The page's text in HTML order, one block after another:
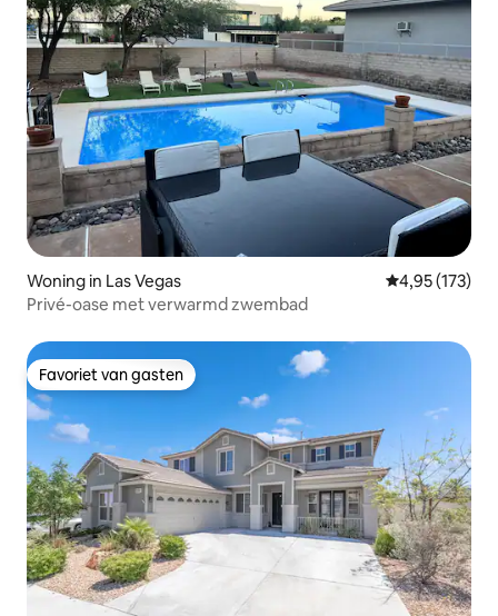
Woning in Las Vegas Gemiddelde
4,95 (173)
Privé-oase met verwarmd zwembad
Favoriet van gasten
Favoriet van gasten